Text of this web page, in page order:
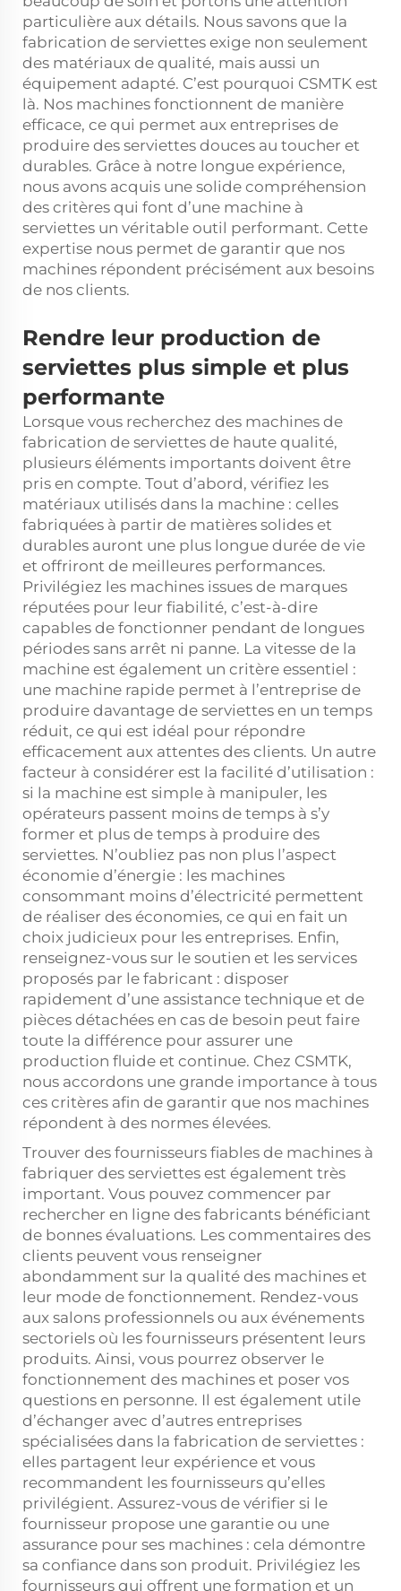
particulière aux détails. Nous savons que la
fabrication de serviettes exige non seulement
des matériaux de qualité, mais aussi un
équipement adapté. C’est pourquoi CSMTK est
là. Nos machines fonctionnent de manière
efficace, ce qui permet aux entreprises de
produire des serviettes douces au toucher et
durables. Grâce à notre longue expérience,
nous avons acquis une solide compréhension
des critères qui font d’une machine à
serviettes un véritable outil performant. Cette
expertise nous permet de garantir que nos
machines répondent précisément aux besoins
de nos clients.
Rendre leur production de
serviettes plus simple et plus
performante
Lorsque vous recherchez des machines de
fabrication de serviettes de haute qualité,
plusieurs éléments importants doivent être
pris en compte. Tout d’abord, vérifiez les
matériaux utilisés dans la machine : celles
fabriquées à partir de matières solides et
durables auront une plus longue durée de vie
et offriront de meilleures performances.
Privilégiez les machines issues de marques
réputées pour leur fiabilité, c’est-à-dire
capables de fonctionner pendant de longues
périodes sans arrêt ni panne. La vitesse de la
machine est également un critère essentiel :
une machine rapide permet à l’entreprise de
produire davantage de serviettes en un temps
réduit, ce qui est idéal pour répondre
efficacement aux attentes des clients. Un autre
facteur à considérer est la facilité d’utilisation :
si la machine est simple à manipuler, les
opérateurs passent moins de temps à s’y
former et plus de temps à produire des
serviettes. N’oubliez pas non plus l’aspect
économie d’énergie : les machines
consommant moins d’électricité permettent
de réaliser des économies, ce qui en fait un
choix judicieux pour les entreprises. Enfin,
renseignez-vous sur le soutien et les services
proposés par le fabricant : disposer
rapidement d’une assistance technique et de
pièces détachées en cas de besoin peut faire
toute la différence pour assurer une
production fluide et continue. Chez CSMTK,
nous accordons une grande importance à tous
ces critères afin de garantir que nos machines
répondent à des normes élevées.
Trouver des fournisseurs fiables de machines à
fabriquer des serviettes est également très
important. Vous pouvez commencer par
rechercher en ligne des fabricants bénéficiant
de bonnes évaluations. Les commentaires des
clients peuvent vous renseigner
abondamment sur la qualité des machines et
leur mode de fonctionnement. Rendez-vous
aux salons professionnels ou aux événements
sectoriels où les fournisseurs présentent leurs
produits. Ainsi, vous pourrez observer le
fonctionnement des machines et poser vos
questions en personne. Il est également utile
d’échanger avec d’autres entreprises
spécialisées dans la fabrication de serviettes :
elles partagent leur expérience et vous
recommandent les fournisseurs qu’elles
privilégient. Assurez-vous de vérifier si le
fournisseur propose une garantie ou une
assurance pour ses machines : cela démontre
sa confiance dans son produit. Privilégiez les
fournisseurs qui offrent une formation et un